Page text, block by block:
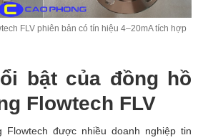
FLV phiên bản có tín hiệu 4–20mA tích hợp
bật của đồng hồ
Flowtech FLV
được nhiều doanh nghiệp tin